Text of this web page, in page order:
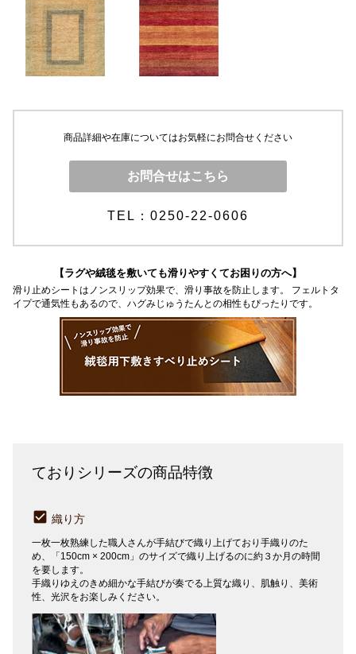
商品詳細や在庫についてはお気軽にお問合せください
お問合せはこちら
TEL：0250-22-0606
【ラグや絨毯を敷いても滑りやすくてお困りの方へ】
滑り止めシートはノンスリップ効果で、滑り事故を防止します。 フェルトタ
イプで通気性もあるので、ハグみじゅうたんとの相性もぴったりです。
ておりシリーズの商品特徴
織り方
一枚一枚熟練した職人さんが手結びで織り上げており手織りのた
め、「150cm × 200cm」のサイズで織り上げるのに約３か月の時間
を要します。
手織りゆえのきめ細かな手結びが奏でる上質な織り、肌触り、美術
性、光沢をお楽しみください。